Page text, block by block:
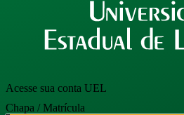
Acesse sua conta UEL
Chapa / Matrícula